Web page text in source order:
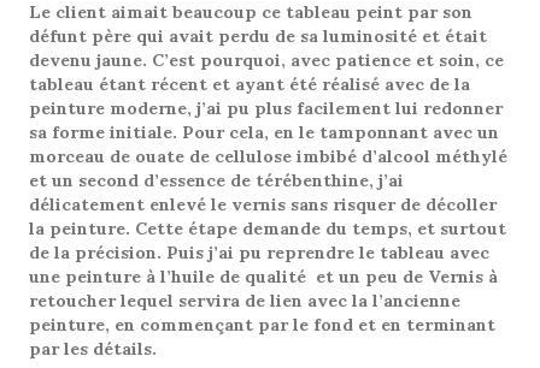
Le client aimait beaucoup ce tableau peint par son
défunt père qui avait perdu de sa luminosité et était
devenu jaune. C’est pourquoi, avec patience et soin, ce
tableau étant récent et ayant été réalisé avec de la
peinture moderne, j’ai pu plus facilement lui redonner
sa forme initiale. Pour cela, en le tamponnant avec un
morceau de ouate de cellulose imbibé d’alcool méthylé
et un second d’essence de térébenthine, j’ai
délicatement enlevé le vernis sans risquer de décoller
la peinture. Cette étape demande du temps, et surtout
de la précision. Puis j’ai pu reprendre le tableau avec
une peinture à l’huile de qualité et un peu de Vernis à
retoucher lequel servira de lien avec la l’ancienne
peinture, en commençant par le fond et en terminant
par les détails.